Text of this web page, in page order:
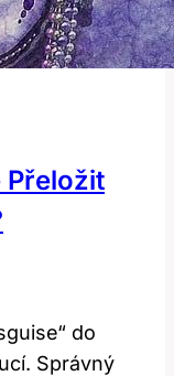
Přeložit
do
Správný